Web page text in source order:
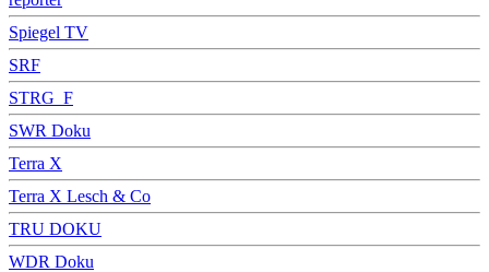
Spiegel TV
SRF
STRG_F
SWR Doku
Terra X
Terra X Lesch & Co
TRU DOKU
WDR Doku